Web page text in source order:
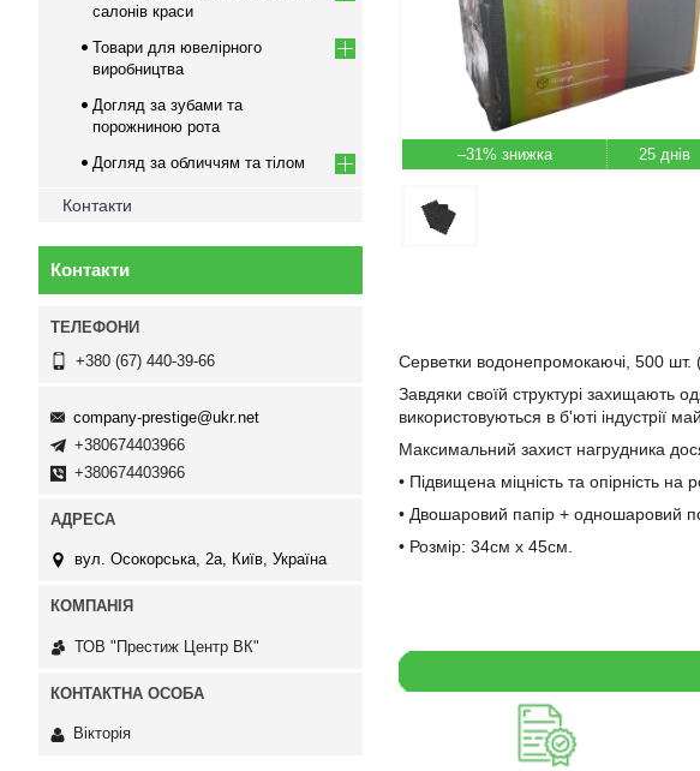
–31% 25 днів
Серветки водонепромокаючі, 500 шт.
Завдяки своїй структурі захищають
використовуються в б'юті індустрії
Максимальний захист нагрудника
• Підвищена міцність та опірність на
• Двошаровий папір + одношаровий
• Розмір: 34см х 45см.
салонів краси
Товари для ювелірного
виробництва
Догляд за зубами та
порожниною рота
Догляд за обличчям та тілом
Контакти
Контакти
+380 (67) 440-39-66
company-prestige@ukr.net
+380674403966
+380674403966
вул. Осокорська, 2а, Київ, Україна
ТОВ "Престиж Центр ВК"
Вікторія